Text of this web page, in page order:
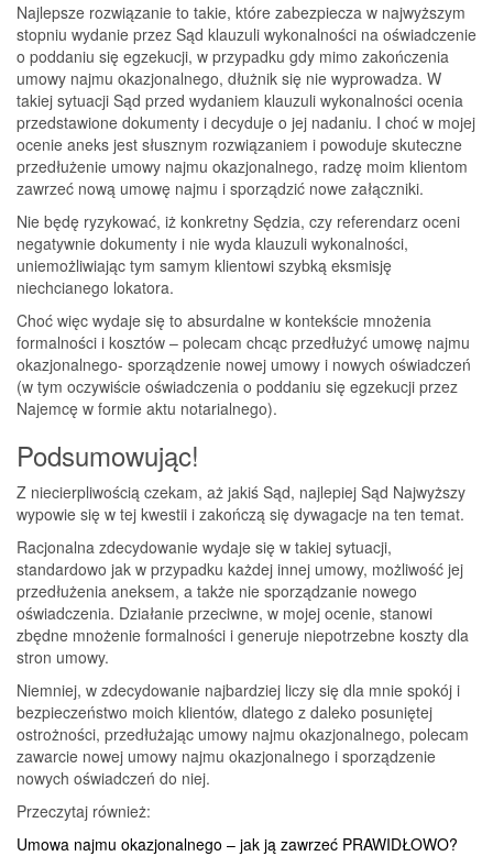
Najlepsze rozwiązanie to takie, które zabezpiecza w najwyższym
stopniu wydanie przez Sąd klauzuli wykonalności na oświadczenie
o poddaniu się egzekucji, w przypadku gdy mimo zakończenia
umowy najmu okazjonalnego, dłużnik się nie wyprowadza. W
takiej sytuacji Sąd przed wydaniem klauzuli wykonalności ocenia
przedstawione dokumenty i decyduje o jej nadaniu. I choć w mojej
ocenie aneks jest słusznym rozwiązaniem i powoduje skuteczne
przedłużenie umowy najmu okazjonalnego, radzę moim klientom
zawrzeć nową umowę najmu i sporządzić nowe załączniki.
Nie będę ryzykować, iż konkretny Sędzia, czy referendarz oceni
negatywnie dokumenty i nie wyda klauzuli wykonalności,
uniemożliwiając tym samym klientowi szybką eksmisję
niechcianego lokatora.
Choć więc wydaje się to absurdalne w kontekście mnożenia
formalności i kosztów – polecam chcąc przedłużyć umowę najmu
okazjonalnego- sporządzenie nowej umowy i nowych oświadczeń
(w tym oczywiście oświadczenia o poddaniu się egzekucji przez
Najemcę w formie aktu notarialnego).
Podsumowując!
Z niecierpliwością czekam, aż jakiś Sąd, najlepiej Sąd Najwyższy
wypowie się w tej kwestii i zakończą się dywagacje na ten temat.
Racjonalna zdecydowanie wydaje się w takiej sytuacji,
standardowo jak w przypadku każdej innej umowy, możliwość jej
przedłużenia aneksem, a także nie sporządzanie nowego
oświadczenia. Działanie przeciwne, w mojej ocenie, stanowi
zbędne mnożenie formalności i generuje niepotrzebne koszty dla
stron umowy.
Niemniej, w zdecydowanie najbardziej liczy się dla mnie spokój i
bezpieczeństwo moich klientów, dlatego z daleko posuniętej
ostrożności, przedłużając umowy najmu okazjonalnego, polecam
zawarcie nowej umowy najmu okazjonalnego i sporządzenie
nowych oświadczeń do niej.
Przeczytaj również:
Umowa najmu okazjonalnego – jak ją zawrzeć PRAWIDŁOWO?